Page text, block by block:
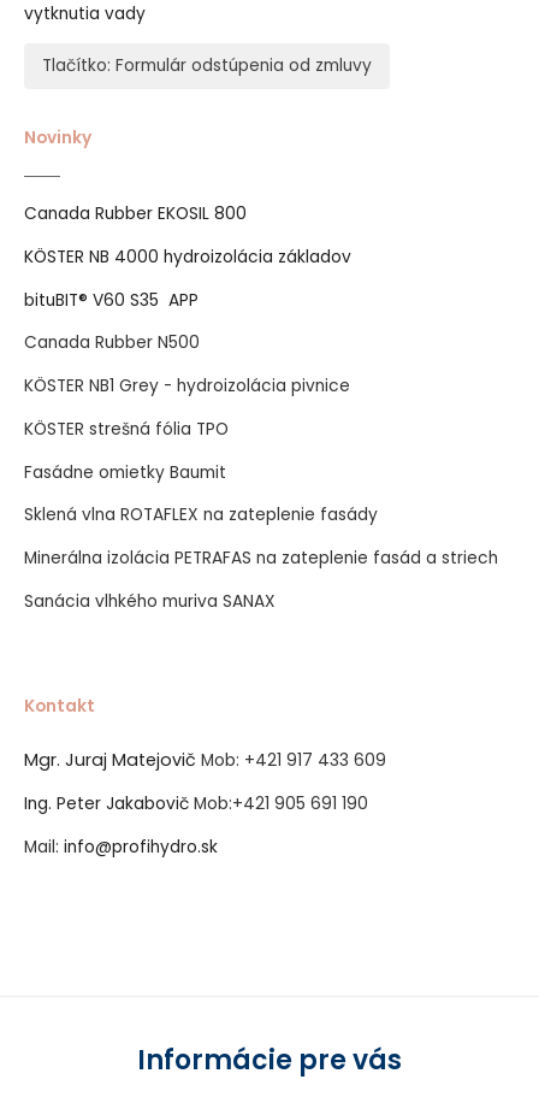
vytknutia vady
Tlačítko: Formulár odstúpenia od zmluvy
Novinky
Canada Rubber EKOSIL 800
KÖSTER NB 4000 hydroizolácia základov
bituBIT® V60 S35 APP
Canada Rubber N500
KÖSTER NB1 Grey - hydroizolácia pivnice
KÖSTER strešná fólia TPO
Fasádne omietky Baumit
Sklená vlna ROTAFLEX na zateplenie fasády
Minerálna izolácia PETRAFAS na zateplenie fasád a striech
Sanácia vlhkého muriva SANAX
Kontakt
Mgr. Juraj Matejovič Mob: +421 917 433 609
Ing. Peter Jakabovič Mob:+421 905 691 190
Mail: info@profihydro.sk
Informácie pre vás